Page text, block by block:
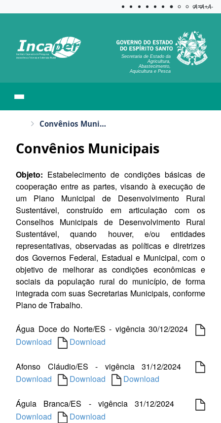
Aplicar
A=A+A-
Secretaria de Estado da
Agricultura,
Abastecimento,
Aquicultura e Pesca
Convênios Municipais
Convênios Municipais
Objeto: Estabelecimento de condições básicas de
cooperação entre as partes, visando à execução de
um Plano Municipal de Desenvolvimento Rural
Sustentável, construído em articulação com os
Conselhos Municipais de Desenvolvimento Rural
Sustentável, quando houver, e/ou entidades
representativas, observadas as políticas e diretrizes
dos Governos Federal, Estadual e Municipal, com o
objetivo de melhorar as condições econômicas e
sociais da população rural do município, de forma
integrada com suas Secretarias Municipais, conforme
Plano de Trabalho.
Água Doce do Norte/ES - vigência 30/12/2024
Download
Download
Afonso Cláudio/ES - vigência 31/12/2024
Download
Download Download
Águia Branca/ES - vigência 31/12/2024
Download
Download